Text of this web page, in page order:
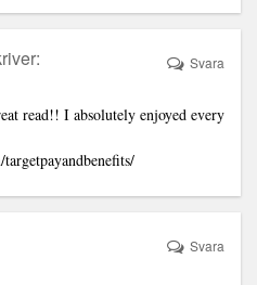
read!! I absolutely enjoyed every
Svara
Svara